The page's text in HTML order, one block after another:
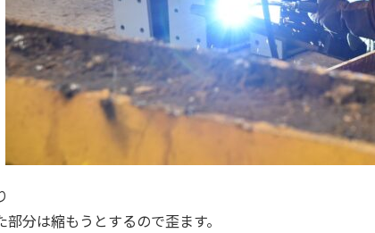
部分は縮もうとするので歪ます。